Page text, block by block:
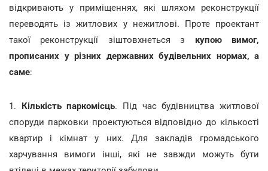
відкривають у приміщеннях, які шляхом реконструкції
переводять із житлових у нежитлові. Проте проектант
такої реконструкції зіштовхнеться з купою вимог,
прописаних у різних державних будівельних нормах, а
саме:
1. Кількість паркомісць. Під час будівництва житлової
споруди парковки проектуються відповідно до кількості
квартир і кімнат у них. Для закладів громадського
харчування вимоги інші, які не завжди можуть бути